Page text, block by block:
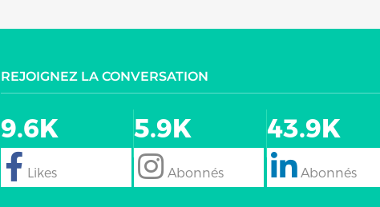
REJOIGNEZ LA CONVERSATION
9.6K
follow
5.9K
follow
43.9K
Follow